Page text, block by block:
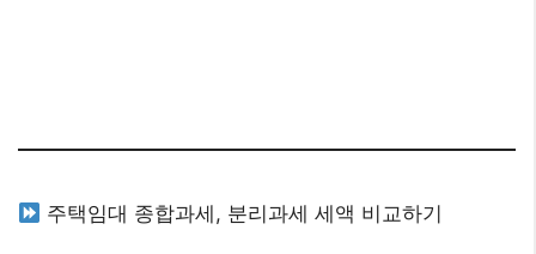
주택임대 종합과세, 분리과세 세액 비교하기